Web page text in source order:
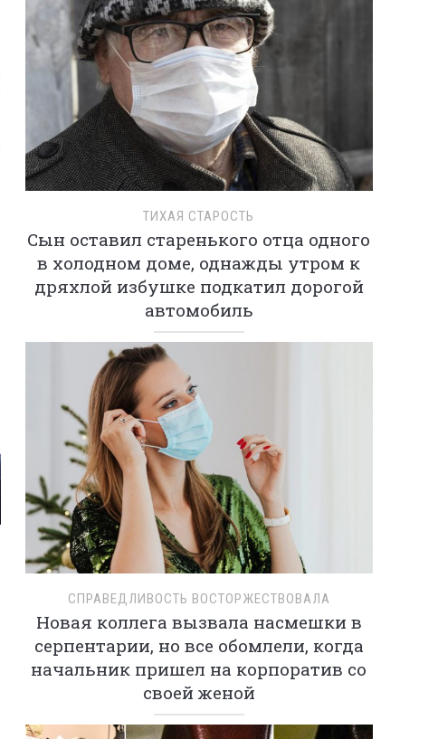
ТИХАЯ СТАРОСТЬ
Сын оставил старенького отца одного
в холодном доме, однажды утром к
дряхлой избушке подкатил дорогой
автомобиль
СПРАВЕДЛИВОСТЬ ВОСТОРЖЕСТВОВАЛА
Новая коллега вызвала насмешки в
серпентарии, но все обомлели, когда
начальник пришел на корпоратив со
своей женой